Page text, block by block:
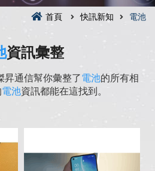
首頁 快訊新知 電池
資訊彙整
昇通信幫你彙整了電池的所有相
電池資訊都能在這找到。